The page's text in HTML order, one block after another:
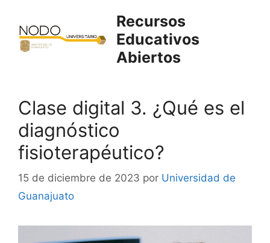
contenido
Recursos
Educativos
Abiertos
Clase digital 3. ¿Qué es el
diagnóstico
fisioterapéutico?
15 de diciembre de 2023 por Universidad de
Guanajuato